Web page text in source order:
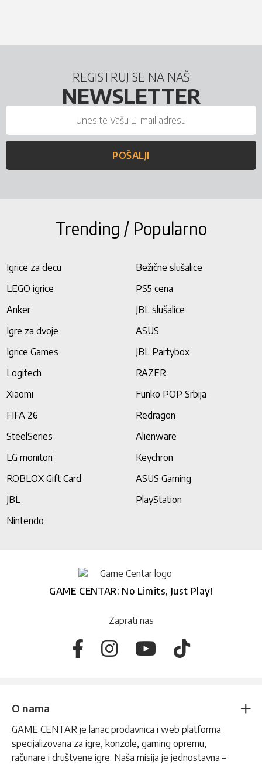
REGISTRUJ SE NA NAŠ
NEWSLETTER
POŠALJI
Trending / Popularno
Igrice za decu
Bežične slušalice
LEGO igrice
PS5 cena
Anker
JBL slušalice
Igre za dvoje
ASUS
Igrice Games
JBL Partybox
Logitech
RAZER
Xiaomi
Funko POP Srbija
FIFA 26
Redragon
SteelSeries
Alienware
LG monitori
Keychron
ROBLOX Gift Card
ASUS Gaming
JBL
PlayStation
Nintendo
GAME CENTAR: No Limits, Just Play!
Zaprati nas
O nama
GAME CENTAR je lanac prodavnica i web platforma
specijalizovana za igre, konzole, gaming opremu,
računare i društvene igre. Naša misija je jednostavna –